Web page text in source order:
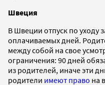
Швеция
В Швеции отпуск по уходу
оплачиваемых дней.
между собой на свое
ограничения: 90 дней
из родителей, иначе эти
родители имеют право на